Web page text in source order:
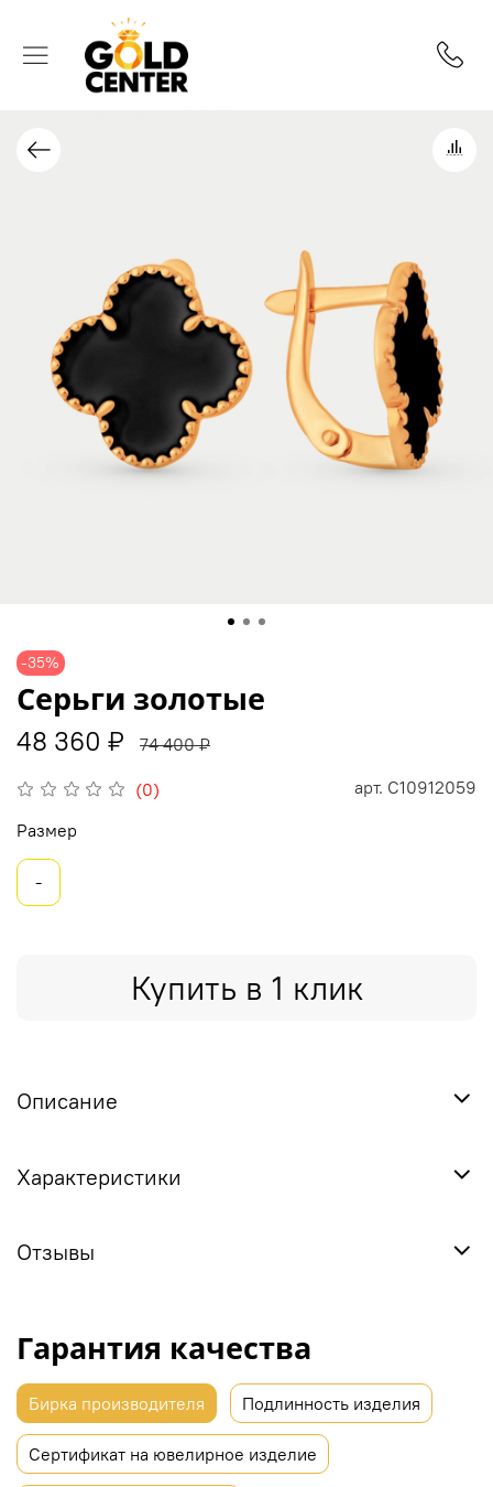
-35%
(0) арт. С10912059
Серьги золотые
48 360 ₽ 74 400 ₽
Купить в 1 клик
Размер
-
Описание
Характеристики
Отзывы
Гарантия качества
Бирка производителя Подлинность изделия
Сертификат на ювелирное изделие